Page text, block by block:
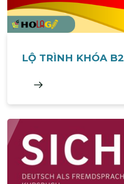
LỘ TRÌNH KHÓA B2